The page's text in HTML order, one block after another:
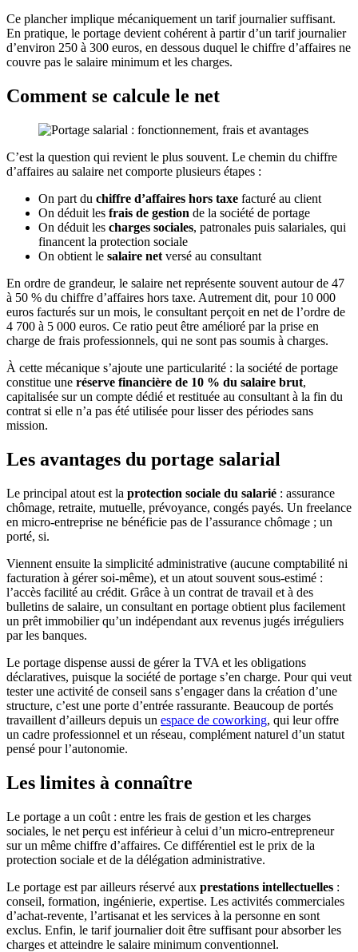
Ce plancher implique mécaniquement un tarif journalier suffisant.
En pratique, le portage devient cohérent à partir d’un tarif journalier
d’environ 250 à 300 euros, en dessous duquel le chiffre d’affaires ne
couvre pas le salaire minimum et les charges.
Comment se calcule le net
C’est la question qui revient le plus souvent. Le chemin du chiffre
d’affaires au salaire net comporte plusieurs étapes :
On part du chiffre d’affaires hors taxe facturé au client
On déduit les frais de gestion de la société de portage
On déduit les charges sociales, patronales puis salariales, qui
financent la protection sociale
On obtient le salaire net versé au consultant
En ordre de grandeur, le salaire net représente souvent autour de 47
à 50 % du chiffre d’affaires hors taxe. Autrement dit, pour 10 000
euros facturés sur un mois, le consultant perçoit en net de l’ordre de
4 700 à 5 000 euros. Ce ratio peut être amélioré par la prise en
charge de frais professionnels, qui ne sont pas soumis à charges.
À cette mécanique s’ajoute une particularité : la société de portage
constitue une réserve financière de 10 % du salaire brut,
capitalisée sur un compte dédié et restituée au consultant à la fin du
contrat si elle n’a pas été utilisée pour lisser des périodes sans
mission.
Les avantages du portage salarial
Le principal atout est la protection sociale du salarié : assurance
chômage, retraite, mutuelle, prévoyance, congés payés. Un freelance
en micro-entreprise ne bénéficie pas de l’assurance chômage ; un
porté, si.
Viennent ensuite la simplicité administrative (aucune comptabilité ni
facturation à gérer soi-même), et un atout souvent sous-estimé :
l’accès facilité au crédit. Grâce à un contrat de travail et à des
bulletins de salaire, un consultant en portage obtient plus facilement
un prêt immobilier qu’un indépendant aux revenus jugés irréguliers
par les banques.
Le portage dispense aussi de gérer la TVA et les obligations
déclaratives, puisque la société de portage s’en charge. Pour qui veut
tester une activité de conseil sans s’engager dans la création d’une
structure, c’est une porte d’entrée rassurante. Beaucoup de portés
travaillent d’ailleurs depuis un espace de coworking, qui leur offre
un cadre professionnel et un réseau, complément naturel d’un statut
pensé pour l’autonomie.
Les limites à connaître
Le portage a un coût : entre les frais de gestion et les charges
sociales, le net perçu est inférieur à celui d’un micro-entrepreneur
sur un même chiffre d’affaires. Ce différentiel est le prix de la
protection sociale et de la délégation administrative.
Le portage est par ailleurs réservé aux prestations intellectuelles :
conseil, formation, ingénierie, expertise. Les activités commerciales
d’achat-revente, l’artisanat et les services à la personne en sont
exclus. Enfin, le tarif journalier doit être suffisant pour absorber les
charges et atteindre le salaire minimum conventionnel.